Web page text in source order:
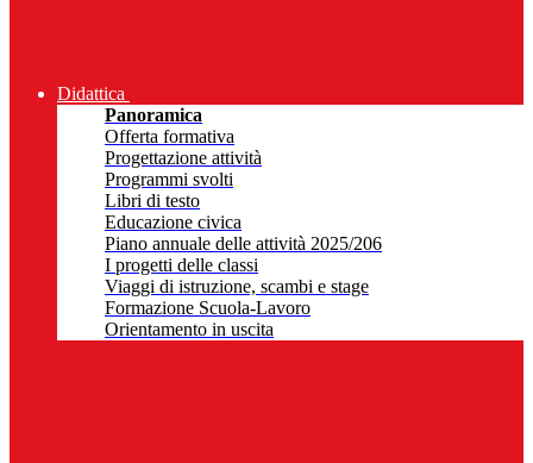
Didattica
Panoramica
Offerta formativa
Progettazione attività
Programmi svolti
Libri di testo
Educazione civica
Piano annuale delle attività 2025/206
I progetti delle classi
Viaggi di istruzione, scambi e stage
Formazione Scuola-Lavoro
Orientamento in uscita